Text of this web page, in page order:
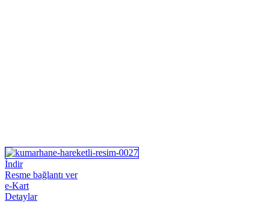
İndir
Resme bağlantı ver
e-Kart
Detaylar